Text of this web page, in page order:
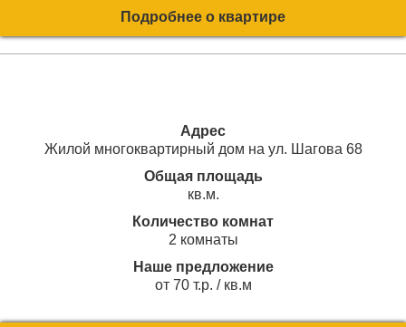
Подробнее о квартире
Адрес
Жилой многоквартирный дом на ул. Шагова 68
Общая площадь
кв.м.
Количество комнат
2 комнаты
Наше предложение
от 70 т.р. / кв.м